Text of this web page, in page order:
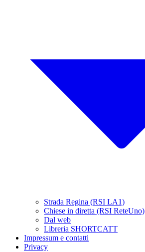
Strada Regina (RSI LA1)
Chiese in diretta (RSI ReteUno)
Dal web
Libreria SHORTCATT
Impressum e contatti
Privacy